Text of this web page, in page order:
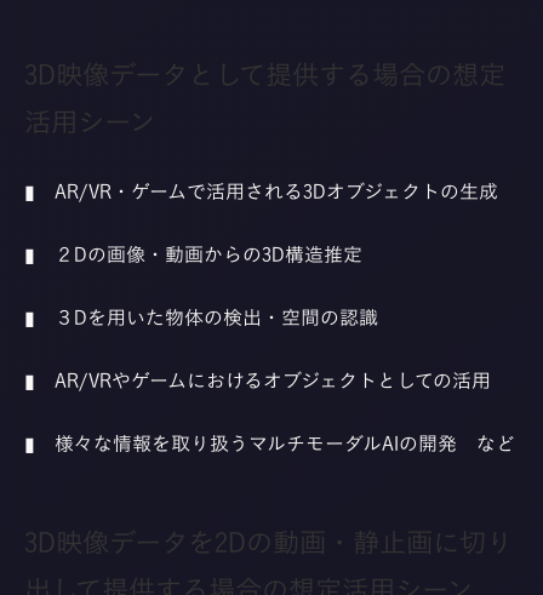
3D映像データとして提供する場合の想定
活用シーン
▮ AR/VR・ゲームで活用される3Dオブジェクトの生成
▮ ２Dの画像・動画からの3D構造推定
▮ ３Dを用いた物体の検出・空間の認識
▮ AR/VRやゲームにおけるオブジェクトとしての活用
▮ 様々な情報を取り扱うマルチモーダルAIの開発 など
3D映像データを2Dの動画・静止画に切り